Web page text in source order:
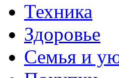
Техника
Здоровье
Семья и